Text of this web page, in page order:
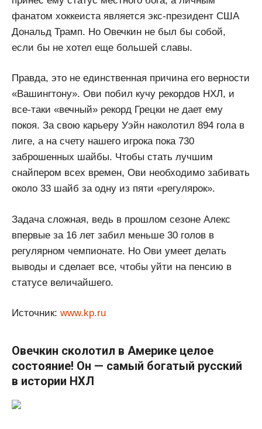
фанатом хоккеиста является экс-президент США
Дональд Трамп. Но Овечкин не был бы собой,
если бы не хотел еще большей славы.
Правда, это не единственная причина его верности
«Вашингтону». Ови побил кучу рекордов НХЛ, и
все-таки «вечный» рекорд Грецки не дает ему
покоя. За свою карьеру Уэйн наколотил 894 гола в
лиге, а на счету нашего игрока пока 730
заброшенных шайбы. Чтобы стать лучшим
снайпером всех времен, Ови необходимо забивать
около 33 шайб за одну из пяти «регулярок».
Задача сложная, ведь в прошлом сезоне Алекс
впервые за 16 лет забил меньше 30 голов в
регулярном чемпионате. Но Ови умеет делать
выводы и сделает все, чтобы уйти на пенсию в
статусе величайшего.
Источник: www.kp.ru
Овечкин сколотил в Америке целое
состояние! Он — самый богатый русский
в истории НХЛ